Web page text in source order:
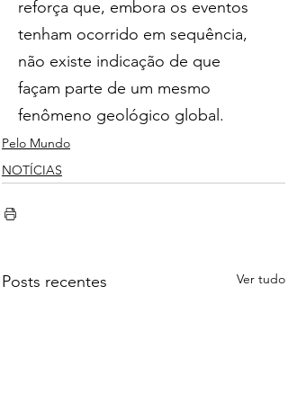
reforça que, embora os eventos
tenham ocorrido em sequência,
não existe indicação de que
façam parte de um mesmo
fenômeno geológico global.
Pelo Mundo
NOTÍCIAS
Posts recentes Ver tudo